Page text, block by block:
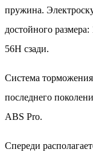
пружина.
достойного
56H сзади.
Система
последнего
ABS Pro.
Спереди